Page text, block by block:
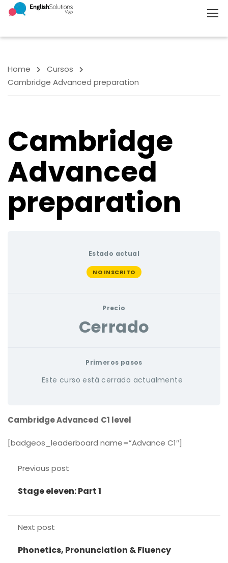
Home
Cursos
Cambridge Advanced preparation
Cambridge
Advanced
preparation
Estado actual
NO INSCRITO
Precio
Cerrado
Primeros pasos
Este curso está cerrado actualmente
Cambridge Advanced C1 level
[badgeos_leaderboard name=”Advance C1″]
Previous post
Stage eleven: Part 1
Next post
Phonetics, Pronunciation & Fluency